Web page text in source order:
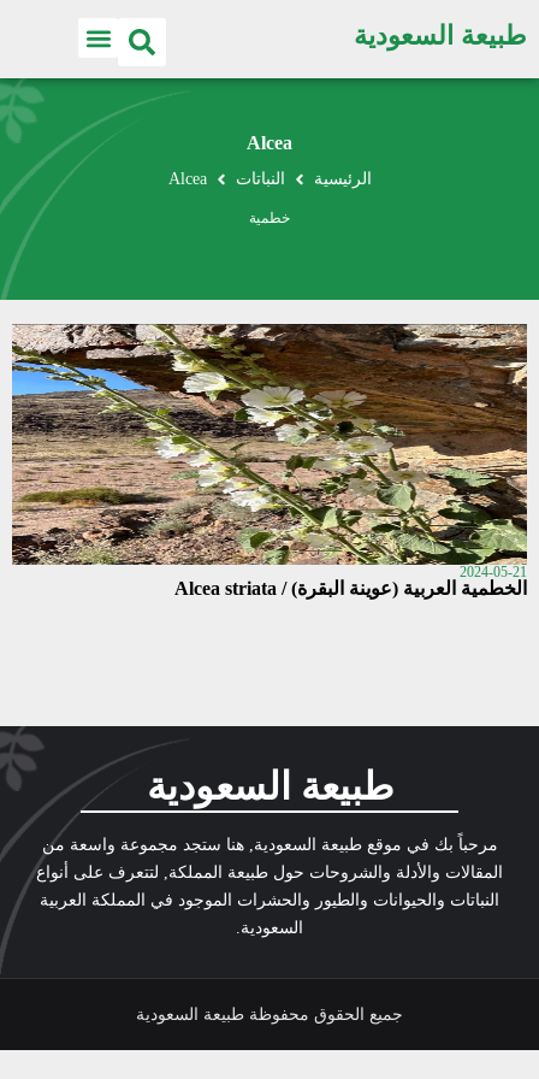
طبيعة السعودية
Alcea
الرئيسية النباتات Alcea
خطمية
2024-05-21
الخطمية العربية (عوينة البقرة) / Alcea striata
طبيعة السعودية
مرحباً بك في موقع طبيعة السعودية, هنا ستجد مجموعة واسعة من
المقالات والأدلة والشروحات حول طبيعة المملكة, لتتعرف على أنواع
النباتات والحيوانات والطيور والحشرات الموجود في المملكة العربية
السعودية.
جميع الحقوق محفوظة طبيعة السعودية